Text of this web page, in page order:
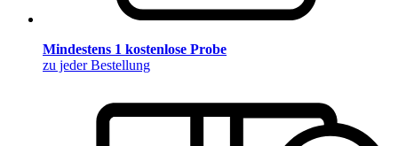
Mindestens 1 kostenlose Probe
zu jeder Bestellung